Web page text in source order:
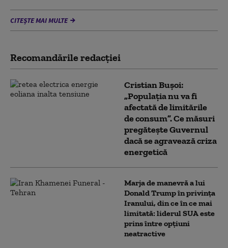
CITEȘTE MAI MULTE
Recomandările redacţiei
Cristian Bușoi:
„Populația nu va fi
afectată de limitările
de consum”. Ce măsuri
pregătește Guvernul
dacă se agravează criza
energetică
Marja de manevră a lui
Donald Trump în privința
Iranului, din ce în ce mai
limitată: liderul SUA este
prins între opțiuni
neatractive